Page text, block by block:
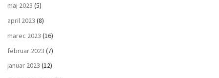
maj 2023 (5)
april 2023 (8)
marec 2023 (16)
februar 2023 (7)
januar 2023 (12)